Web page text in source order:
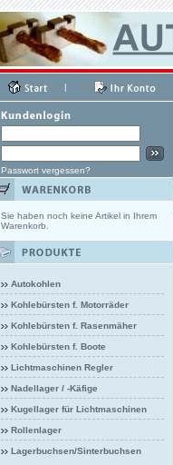
|
Passwort vergessen?
Sie haben noch keine Artikel in Ihrem
Warenkorb.
Autokohlen
Kohlebürsten f. Motorräder
Kohlebürsten f. Rasenmäher
Kohlebürsten f. Boote
Lichtmaschinen Regler
Nadellager / -Käfige
Kugellager für Lichtmaschinen
Rollenlager
Lagerbuchsen/Sinterbuchsen